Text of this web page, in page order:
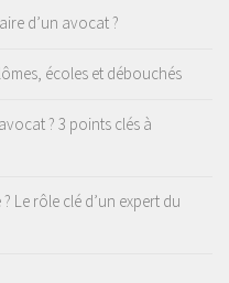
d’un avocat ?
écoles et débouchés
? 3 points clés à
Le rôle clé d’un expert du